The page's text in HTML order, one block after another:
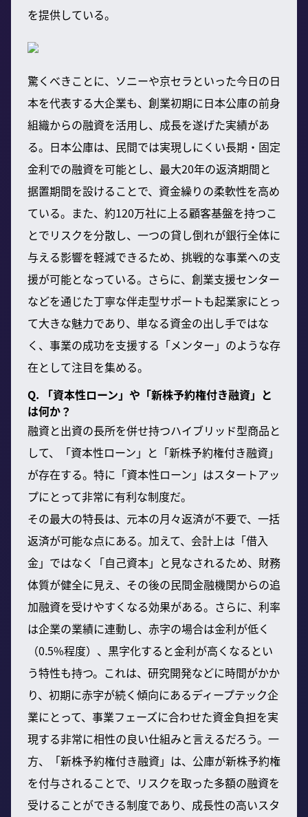
を提供している。
驚くべきことに、ソニーや京セラといった今日の日
本を代表する大企業も、創業初期に日本公庫の前身
組織からの融資を活用し、成長を遂げた実績があ
る。日本公庫は、民間では実現しにくい長期・固定
金利での融資を可能とし、最大20年の返済期間と
据置期間を設けることで、資金繰りの柔軟性を高め
ている。また、約120万社に上る顧客基盤を持つこ
とでリスクを分散し、一つの貸し倒れが銀行全体に
与える影響を軽減できるため、挑戦的な事業への支
援が可能となっている。さらに、創業支援センター
などを通じた丁寧な伴走型サポートも起業家にとっ
て大きな魅力であり、単なる資金の出し手ではな
く、事業の成功を支援する「メンター」のような存
在として注目を集める。
Q. 「資本性ローン」や「新株予約権付き融資」と
は何か？
融資と出資の長所を併せ持つハイブリッド型商品と
して、「資本性ローン」と「新株予約権付き融資」
が存在する。特に「資本性ローン」はスタートアッ
プにとって非常に有利な制度だ。
その最大の特長は、元本の月々返済が不要で、一括
返済が可能な点にある。加えて、会計上は「借入
金」ではなく「自己資本」と見なされるため、財務
体質が健全に見え、その後の民間金融機関からの追
加融資を受けやすくなる効果がある。さらに、利率
は企業の業績に連動し、赤字の場合は金利が低く
（0.5%程度）、黒字化すると金利が高くなるとい
う特性も持つ。これは、研究開発などに時間がかか
り、初期に赤字が続く傾向にあるディープテック企
業にとって、事業フェーズに合わせた資金負担を実
現する非常に相性の良い仕組みと言えるだろう。一
方、「新株予約権付き融資」は、公庫が新株予約権
を付与されることで、リスクを取った多額の融資を
受けることができる制度であり、成長性の高いスタ